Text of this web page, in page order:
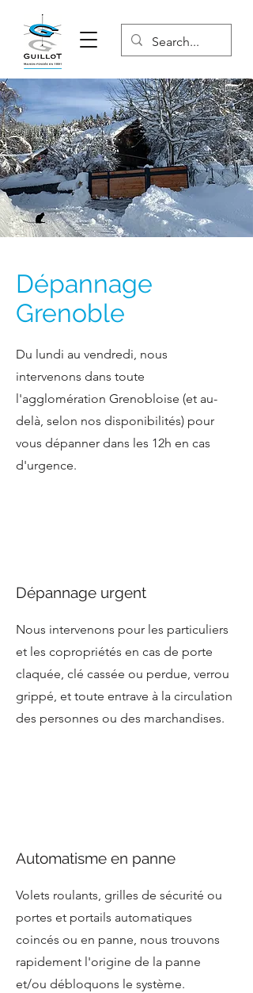
Dépannage
Grenoble
Du lundi au vendredi, nous
intervenons dans toute
l'agglomération Grenobloise (et au-
delà, selon nos disponibilités) pour
vous dépanner dans les 12h en cas
d'urgence.
Dépannage urgent
Nous intervenons pour les particuliers
et les copropriétés en cas de porte
claquée, clé cassée ou perdue, verrou
grippé, et toute entrave à la circulation
des personnes ou des marchandises.
Automatisme en panne
Volets roulants, grilles de sécurité ou
portes et portails automatiques
coincés ou en panne, nous trouvons
rapidement l'origine de la panne
et/ou débloquons le système.